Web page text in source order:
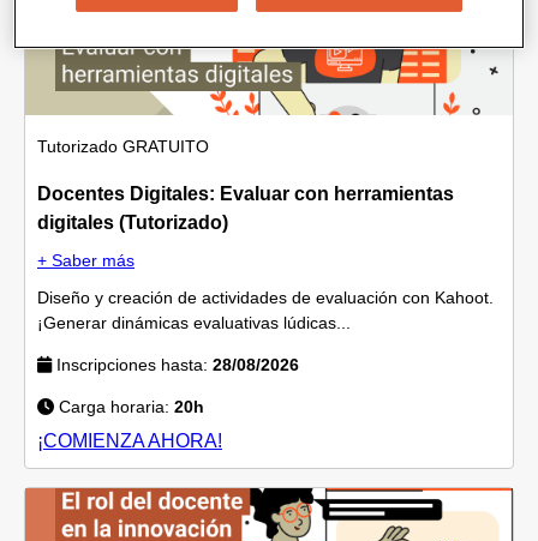
Tutorizado GRATUITO
Docentes Digitales: Evaluar con herramientas
digitales (Tutorizado)
+ Saber más
Diseño y creación de actividades de evaluación con Kahoot.
¡Generar dinámicas evaluativas lúdicas...
Inscripciones hasta: 28/08/2026
Carga horaria: 20h
¡COMIENZA AHORA!